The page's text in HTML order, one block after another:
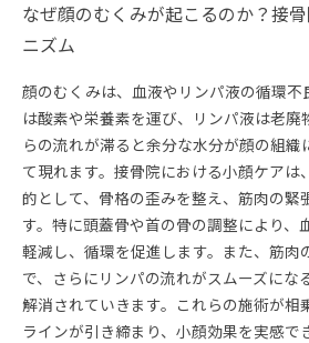
なぜ顔のむくみが起こるのか？接
ニズム
顔のむくみは、血液やリンパ液の循環不
は酸素や栄養素を運び、リンパ液は老廃
らの流れが滞ると余分な水分が顔の組織
て現れます。接骨院における小顔ケアは
的として、骨格の歪みを整え、筋肉の緊
す。特に頭蓋骨や首の骨の調整により、
軽減し、循環を促進します。また、筋肉
で、さらにリンパの流れがスムーズにな
解消されていきます。これらの施術が相
ラインが引き締まり、小顔効果を実感で